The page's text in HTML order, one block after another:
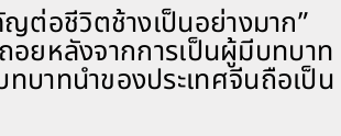
ต่อชีวิตช้างเป็นอย่างมาก”
อยหลังจากการเป็นผู้มีบทบาท
บาทนำของประเทศจีนถือเป็น